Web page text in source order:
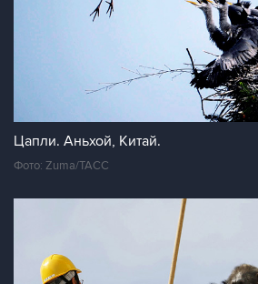
Цапли. Аньхой, Китай.
Фото: Zuma/ТАСС